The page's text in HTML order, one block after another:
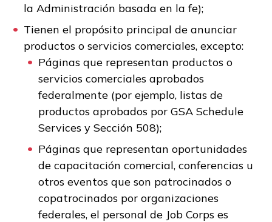
la Administración basada en la fe);
Tienen el propósito principal de anunciar
productos o servicios comerciales, excepto:
Páginas que representan productos o
servicios comerciales aprobados
federalmente (por ejemplo, listas de
productos aprobados por GSA Schedule
Services y Sección 508);
Páginas que representan oportunidades
de capacitación comercial, conferencias u
otros eventos que son patrocinados o
copatrocinados por organizaciones
federales, el personal de Job Corps es